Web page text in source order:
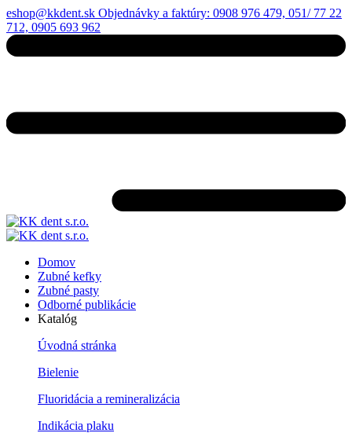
eshop@kkdent.sk Objednávky a faktúry: 0908 976 479, 051/ 77 22
712, 0905 693 962
Domov
Zubné kefky
Zubné pasty
Odborné publikácie
Katalóg
Úvodná stránka
Bielenie
Fluoridácia a remineralizácia
Indikácia plaku